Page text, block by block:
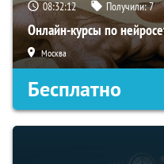
08:32:11 Получили:7
Онлайн-курсы по
Москва
Бесплатно